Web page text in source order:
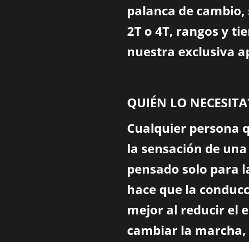
palanca de
2T o 4T, rangos y
nuestra exclusiva
QUIÉN LO
Cualquier persona
la sensación de
pensado solo para
hace que la
mejor al reducir el
cambiar la